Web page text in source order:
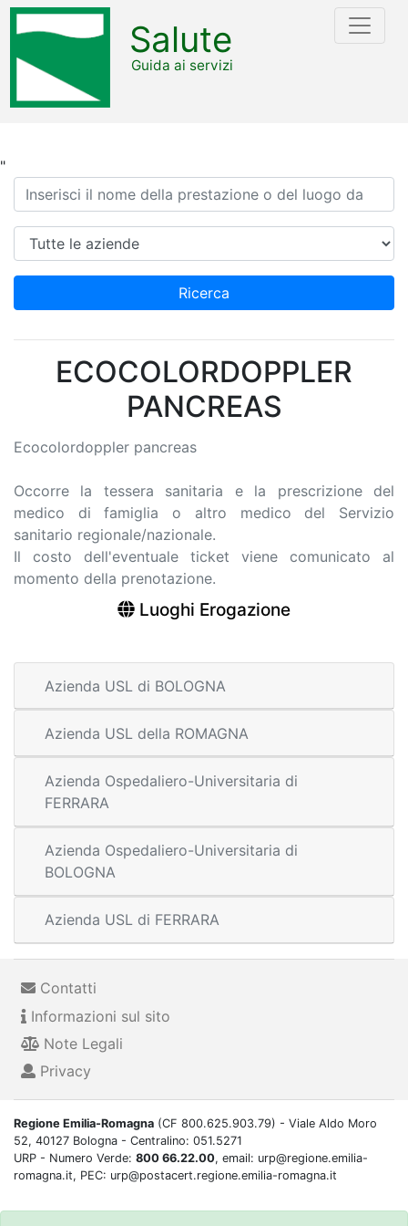
"
Salute
Guida ai servizi
Ricerca
Azienda
Ricerca
ECOCOLORDOPPLER
PANCREAS
Ecocolordoppler pancreas
Occorre la tessera sanitaria e la prescrizione del
medico di famiglia o altro medico del Servizio
sanitario regionale/nazionale.
Il costo dell'eventuale ticket viene comunicato al
momento della prenotazione.
Luoghi Erogazione
Azienda USL di BOLOGNA
Azienda USL della ROMAGNA
Azienda Ospedaliero-Universitaria di
FERRARA
Azienda Ospedaliero-Universitaria di
BOLOGNA
Azienda USL di FERRARA
Contatti
Informazioni sul sito
Note Legali
Privacy
Regione Emilia-Romagna (CF 800.625.903.79) - Viale Aldo Moro
52, 40127 Bologna - Centralino: 051.5271
URP - Numero Verde: 800 66.22.00, email: urp@regione.emilia-
romagna.it, PEC: urp@postacert.regione.emilia-romagna.it